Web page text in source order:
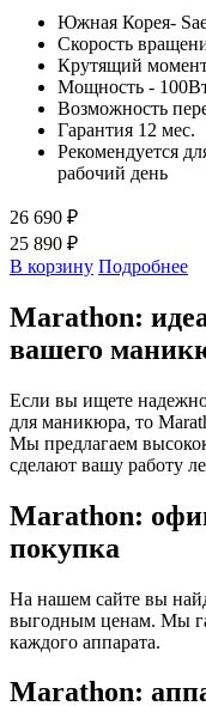
Южная Корея-
Скорость
Крутящий
Мощность -
Возможность
Гарантия 12 мес.
Рекомендуется
рабочий день
26 690 ₽
25 890 ₽
В корзину Подробнее
Marathon:
вашего
Если вы ищете
для маникюра, то
Мы предлагаем
сделают вашу работу
Marathon:
покупка
На нашем сайте вы
выгодным ценам. Мы
каждого аппарата.
Marathon: